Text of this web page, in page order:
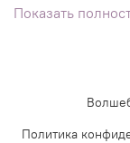
Показать
Политика